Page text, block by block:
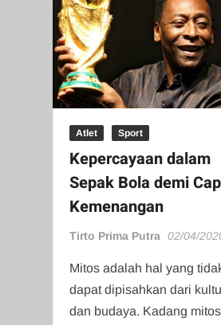
Atlet Sport
Kepercayaan dalam
Sepak Bola demi
Kemenangan
Tirto Prima Putra 02/04/
Mitos adalah hal yang
dapat dipisahkan dari
dan budaya. Kadang mitos